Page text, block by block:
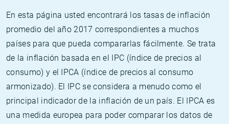
En esta página usted encontrará los tasas de inflación
promedio del año 2017 correspondientes a muchos
países para que pueda compararlas fácilmente. Se trata
de la inflación basada en el IPC (índice de precios al
consumo) y el IPCA (índice de precios al consumo
armonizado). El IPC se considera a menudo como el
principal indicador de la inflación de un país. El IPCA es
una medida europea para poder comparar los datos de